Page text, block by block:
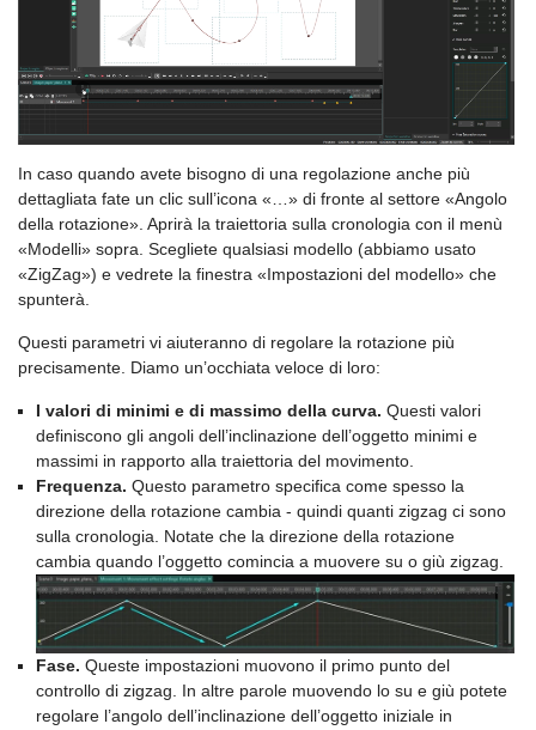
In caso quando avete bisogno di una regolazione anche più
dettagliata fate un clic sull’icona «…» di fronte al settore «Angolo
della rotazione». Aprirà la traiettoria sulla cronologia con il menù
«Modelli» sopra. Scegliete qualsiasi modello (abbiamo usato
«ZigZag») e vedrete la finestra «Impostazioni del modello» che
spunterà.
Questi parametri vi aiuteranno di regolare la rotazione più
precisamente. Diamo un’occhiata veloce di loro:
I valori di minimi e di massimo della curva. Questi valori
definiscono gli angoli dell’inclinazione dell’oggetto minimi e
massimi in rapporto alla traiettoria del movimento.
Frequenza. Questo parametro specifica come spesso la
direzione della rotazione cambia - quindi quanti zigzag ci sono
sulla cronologia. Notate che la direzione della rotazione
cambia quando l’oggetto comincia a muovere su o giù zigzag.
Fase. Queste impostazioni muovono il primo punto del
controllo di zigzag. In altre parole muovendo lo su e giù potete
regolare l’angolo dell’inclinazione dell’oggetto iniziale in